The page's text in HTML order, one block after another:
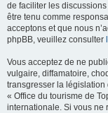
de faciliter les
être tenu comme
acceptons et que nous
phpBB, veuillez consulter
Vous acceptez de ne
vulgaire, diffamatoire,
transgresser la législation
« Office du tourisme de
internationale. Si vous ne